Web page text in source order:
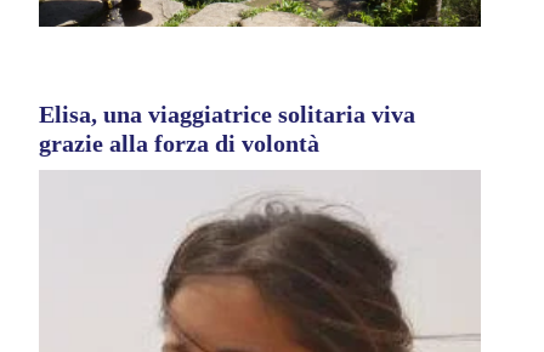
Elisa, una viaggiatrice solitaria viva
grazie alla forza di volontà